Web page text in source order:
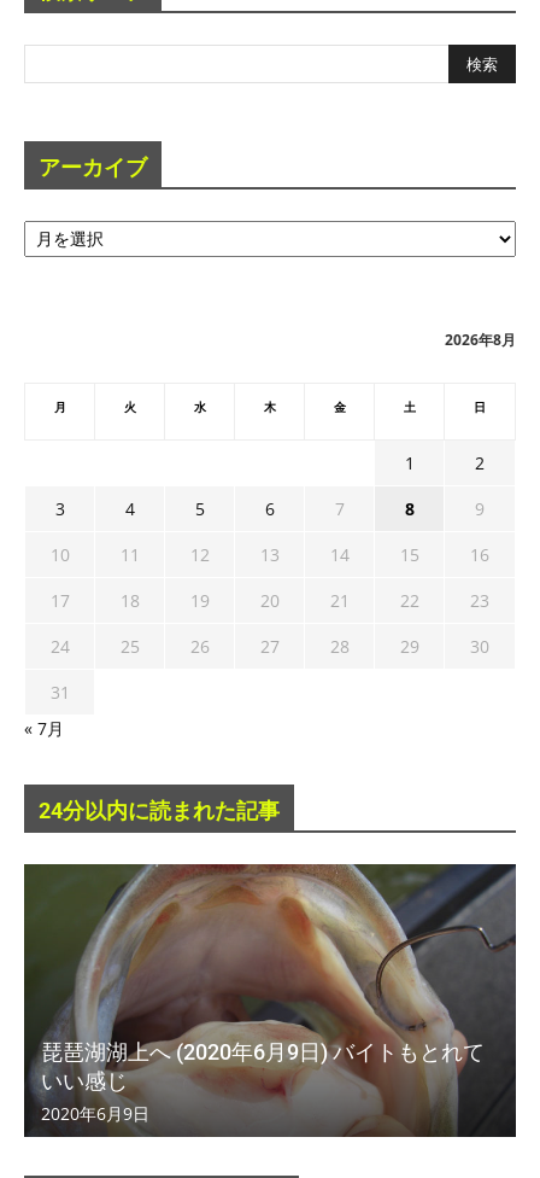
アーカイブ
ア
ー
2026年8月
月 火 水 木 金 土 日
1
2
3
4 5 6 7 8
9
10
11 12 13 14 15
16
17
18 19 20 21 22
23
24
25 26 27 28 29
30
31
« 7月
24分以内に読まれた記事
琵琶湖湖上へ (2020年6月9日) バイトもとれて
いい感じ
2020年6月9日